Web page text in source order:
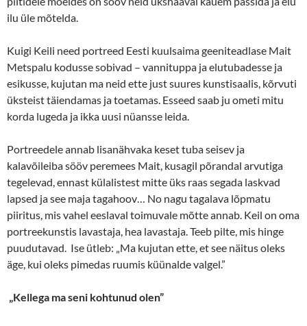
ilu üle mõtelda.
Kuigi Keili need portreed Eesti kuulsaima geeniteadlase Mait
Metspalu kodusse sobivad – vannituppa ja elutubadesse ja
esikusse, kujutan ma neid ette just suures kunstisaalis, kõrvuti
üksteist täiendamas ja toetamas. Esseed saab ju ometi mitu
korda lugeda ja ikka uusi nüansse leida.
Portreedele annab lisanähvaka keset tuba seisev ja
kalavõileiba sööv peremees Mait, kusagil põrandal arvutiga
tegelevad, ennast külalistest mitte üks raas segada laskvad
lapsed ja see maja tagahoov… No nagu tagalava lõpmatu
piiritus, mis vahel eeslaval toimuvale mõtte annab. Keil on oma
portreekunstis lavastaja, hea lavastaja. Teeb pilte, mis hinge
puudutavad. Ise ütleb: „Ma kujutan ette, et see näitus oleks
äge, kui oleks pimedas ruumis küünalde valgel.”
„Kellega ma seni kohtunud olen”